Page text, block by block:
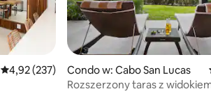
Średnia ocena: 4,92 na 5, liczba recenzji: 237
4,92 (237)
Condo w: Cabo San Lucas
Rozszerzony taras z